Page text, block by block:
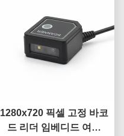
1280x720 픽셀 고정 바코
드 리더 임베디드 여권